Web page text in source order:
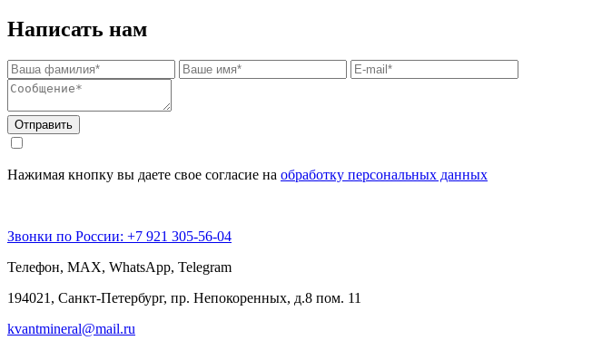
Написать нам
Отправить
Нажимая кнопку вы даете свое согласие на обработку персональных данных
Звонки по Роcсии: +7 921 305-56-04
Телефон, MAX, WhatsApp, Telegram
194021, Санкт-Петербург, пр. Непокоренных, д.8 пом. 11
kvantmineral@mail.ru